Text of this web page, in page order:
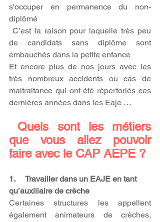
s'occuper en permanence du non-
diplômé
C’est la raison pour laquelle très peu
de candidats sans diplôme sont
embauchés dans la petite enfance
Et encore plus de nos jours avec les
très nombreux accidents ou cas de
maltraitance qui ont été répertoriés ces
dernières années dans les Eaje …
Quels sont les métiers
que vous allez pouvoir
faire avec le CAP AEPE ?
1.     Travailler dans un EAJE en tant
qu’auxiliaire de crèche
Certaines structures les appellent
également animateurs de crèches,